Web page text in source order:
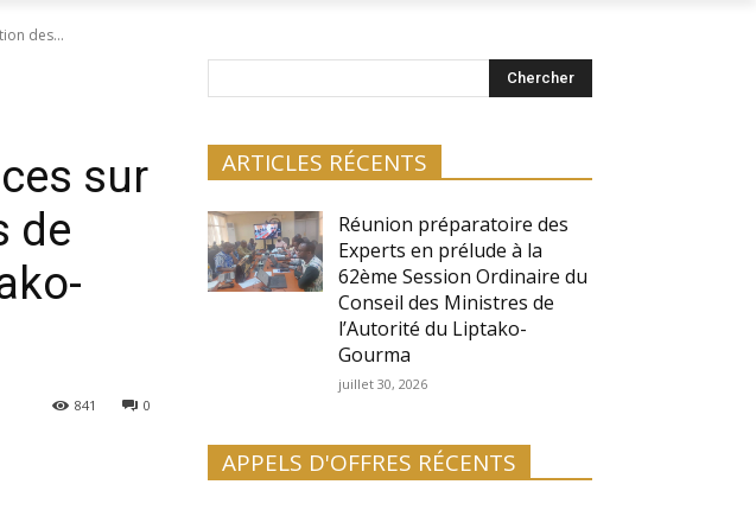
des...
sur
de
0
841
Chercher
ARTICLES RÉCENTS
Réunion préparatoire des
Experts en prélude à la
62ème Session Ordinaire du
Conseil des Ministres de
l’Autorité du Liptako-
Gourma
juillet 30, 2026
APPELS D'OFFRES RÉCENTS